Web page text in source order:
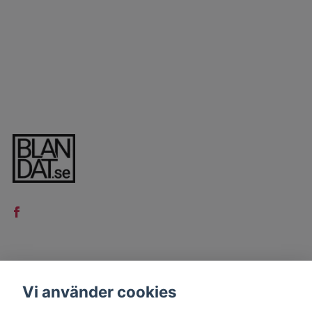
Kontakt
Vi använder cookies